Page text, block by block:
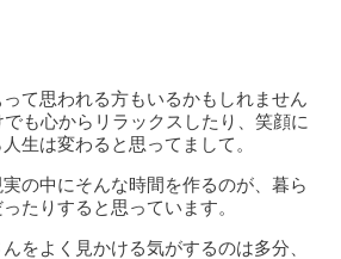
て思われる方もいるかもしれません
も心からリラックスしたり、笑顔に
生は変わると思ってまして。
の中にそんな時間を作るのが、暮ら
たりすると思っています。
をよく見かける気がするのは多分、